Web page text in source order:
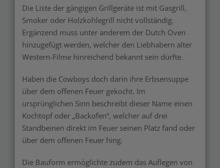
Die Liste der gängigen Grillgeräte ist mit Gasgrill,
Smoker oder Holzkohlegrill nicht vollständig.
Ergänzend muss unter anderem der Dutch Oven
hinzugefügt werden, welcher den Liebhabern alter
Western-Filme hinreichend bekannt sein dürfte.
Haben die Cowboys doch darin ihre Erbsensuppe
über dem offenen Feuer gekocht. Im
ursprünglichen Sinn beschreibt dieser Name einen
Kochtopf oder „Backofen“, welcher auf drei
Standbeinen direkt im Feuer seinen Platz fand oder
über dem offenen Feuer hing.
Die Bauform ermöglichte zudem das Auflegen von